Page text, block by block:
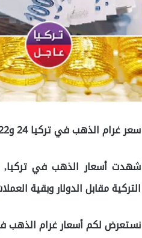
سعر غرام الذهب في تركيا 24 و22 و21 اليوم الأربعاء 27/10/2021
شهدت أسعار الذهب في تركيا,
التركية مقابل الدولار وبقية
نستعرض لكم أسعار غرام الذهب في